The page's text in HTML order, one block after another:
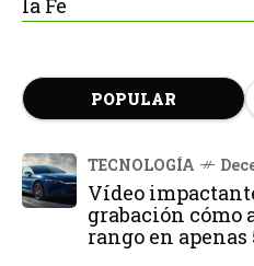
POPULAR
TECNOLOGÍA
Vídeo
grabación cómo
rango en